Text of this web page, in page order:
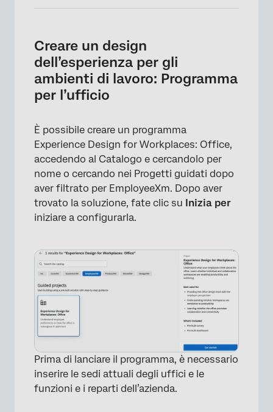
Creare un design
dell’esperienza per gli
ambienti di lavoro: Programma
per l’ufficio
È possibile creare un programma
Experience Design for Workplaces: Office,
accedendo al Catalogo e cercandolo per
nome o cercando nei Progetti guidati dopo
aver filtrato per EmployeeXm. Dopo aver
trovato la soluzione, fate clic su Inizia per
iniziare a configurarla.
Prima di lanciare il programma, è necessario
inserire le sedi attuali degli uffici e le
funzioni e i reparti dell’azienda.